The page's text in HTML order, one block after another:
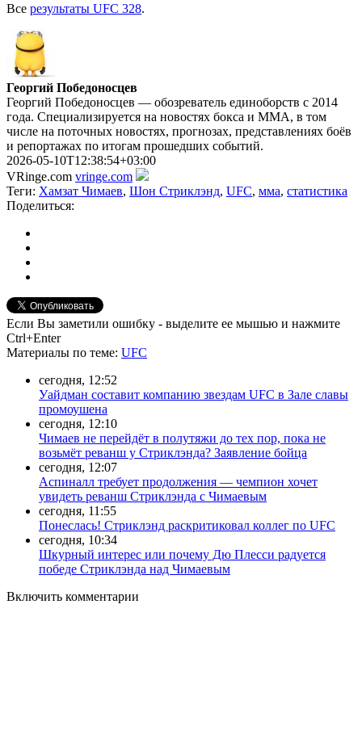
Все результаты UFC 328.
Георгий Победоносцев
Георгий Победоносцев — обозреватель единоборств с 2014
года. Специализируется на новостях бокса и ММА, в том
числе на поточных новостях, прогнозах, представлениях боёв
и репортажах по итогам прошедших событий.
2026-05-10T12:38:54+03:00
VRinge.com vringe.com
Теги: Хамзат Чимаев, Шон Стриклэнд, UFC, мма, статистика
Поделиться:
Если Вы заметили ошибку - выделите ее мышью и нажмите
Ctrl+Enter
Материалы по теме: UFC
сегодня, 12:52
Уайдман составит компанию звездам UFC в Зале славы
промоушена
сегодня, 12:10
Чимаев не перейдёт в полутяжи до тех пор, пока не
возьмёт реванш у Стриклэнда? Заявление бойца
сегодня, 12:07
Аспиналл требует продолжения — чемпион хочет
увидеть реванш Стриклэнда с Чимаевым
сегодня, 11:55
Понеслась! Стриклэнд раскритиковал коллег по UFC
сегодня, 10:34
Шкурный интерес или почему Дю Плесси радуется
победе Стриклэнда над Чимаевым
Включить комментарии